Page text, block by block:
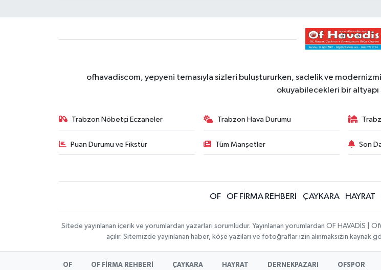
ofhavadiscom, yepyeni temasıyla sizleri buluştururken, sadelik ve
okuyabilecekleri bir altyapı
Trabzon Nöbetçi Eczaneler Trabzon Hava Durumu
Puan Durumu ve Fikstür Tüm Manşetler Son
OF OF FİRMA REHBERİ ÇAYKARA HAYRAT
Sitede yayınlanan içerik ve yorumlardan yazarları sorumludur. Yayınlanan yorumlardan OF HAVADİS
açılır. Sitemizde yayınlanan haber, köşe yazıları ve fotoğraflar izin alınmaksızın
OF OF FİRMA REHBERİ ÇAYKARA HAYRAT DERNEKPAZARI OFSPOR